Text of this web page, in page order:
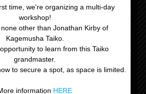
time, we're organizing a multi-day
workshop!
other than Jonathan Kirby of
Kagemusha Taiko.
to learn from this Taiko
grandmaster.
to secure a spot, as space is limited.
information HERE